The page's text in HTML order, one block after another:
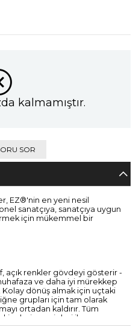
kalmamıştır.
SOR
EZ®'nin en yeni nesil
sanatçıya, sanatçıya uygun
için mükemmel bir
açık renkler gövdeyi gösterir -
ve daha iyi mürekkep
Kolay dönüş almak için uçtaki
grupları için tam olarak
ortadan kaldırır. Tüm
ve gripleri ile